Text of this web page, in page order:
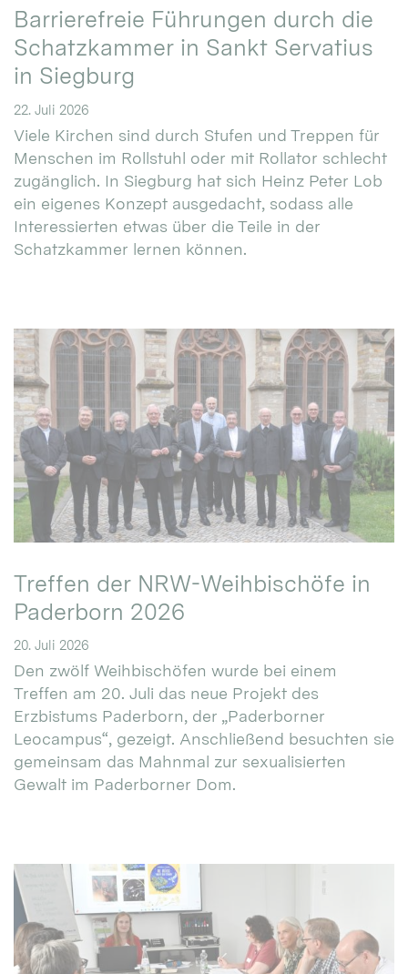
Barrierefreie Führungen durch die
Schatzkammer in Sankt Servatius
in Siegburg
22. Juli 2026
Viele Kirchen sind durch Stufen und Treppen für
Menschen im Rollstuhl oder mit Rollator schlecht
zugänglich. In Siegburg hat sich Heinz Peter Lob
ein eigenes Konzept ausgedacht, sodass alle
Interessierten etwas über die Teile in der
Schatzkammer lernen können.
Treffen der NRW-Weihbischöfe in
Paderborn 2026
20. Juli 2026
Den zwölf Weihbischöfen wurde bei einem
Treffen am 20. Juli das neue Projekt des
Erzbistums Paderborn, der „Paderborner
Leocampus“, gezeigt. Anschließend besuchten sie
gemeinsam das Mahnmal zur sexualisierten
Gewalt im Paderborner Dom.